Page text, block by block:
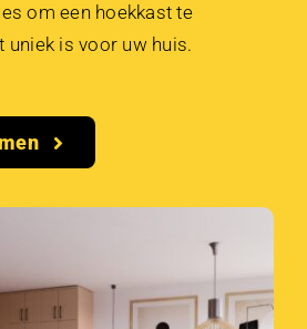
om een hoekkast te
uniek is voor uw huis.